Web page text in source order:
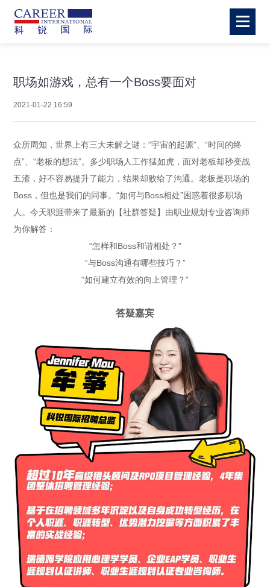
职场如游戏，总有一个Boss要面对
2021-01-22 16:59
众所周知，世界上有三大未解之谜：“宇宙的起源”、“时间的终
点”、“老板的想法”。多少职场人工作猛如虎，面对老板却秒变战
五渣，好不容易提升了能力，结果却败给了沟通。老板是职场的
Boss，但也是我们的同事。“如何与Boss相处”困惑着很多职场
人。今天职涯带来了最新的【社群答疑】由职业规划专业咨询师
为你解答：
“怎样和Boss和谐相处？”
“与Boss沟通有哪些技巧？”
“如何建立有效的向上管理？”
答疑嘉宾